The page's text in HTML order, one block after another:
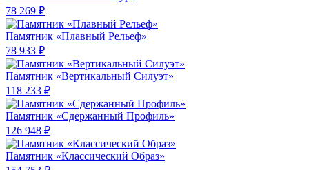
78 269 ₽
Памятник «Плавный Рельеф»
78 933 ₽
Памятник «Вертикальный Силуэт»
118 233 ₽
Памятник «Сдержанный Профиль»
126 948 ₽
Памятник «Классический Образ»